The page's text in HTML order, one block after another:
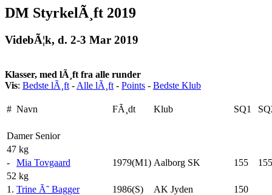
DM StyrkelÃ¸ft 2019
VidebÃ¦k, d. 2-3 Mar 2019
Klasser, med lÃ¸ft fra alle runder
Vis: Bedste lÃ¸ft - Alle lÃ¸ft - Points - Bedste Klub
# Navn FÃ¸dt Klub SQ1
Damer Senior
47 kg
-
Mia Tovgaard 1979(M1) Aalborg SK 155
155
52 kg
1. Trine Ã˜ Bagger 1986(S) AK Jyden
150